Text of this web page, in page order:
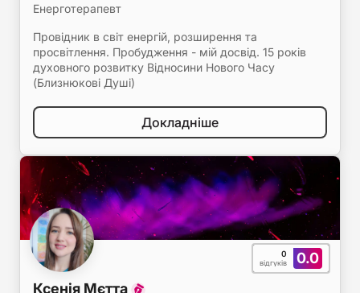
Енерготерапевт
Провідник в світ енергій, розширення та
просвітлення. Пробудження - мій досвід. 15 років
духовного розвитку Відносини Нового Часу
(Близнюкові Душі)
Докладніше
0.0
0
відгуків
Ксенія Мєтта